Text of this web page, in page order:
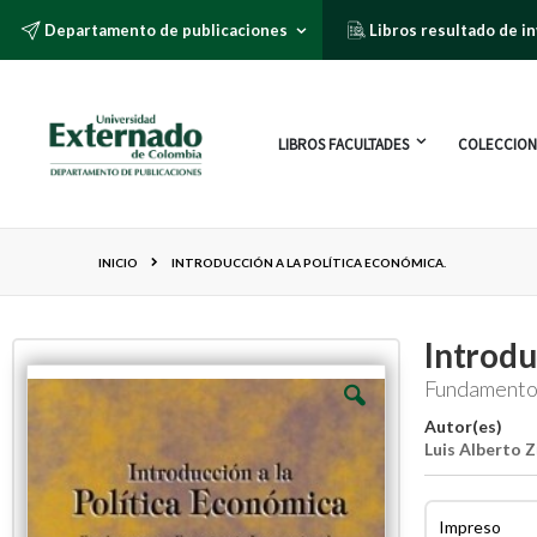
Departamento de publicaciones Libros resultado de
LIBROS FACULTADES
INICIO INTRODUCCIÓN A LA POLÍTICA ECONÓMICA.
Autor(es)
Luis Alberto
Impreso